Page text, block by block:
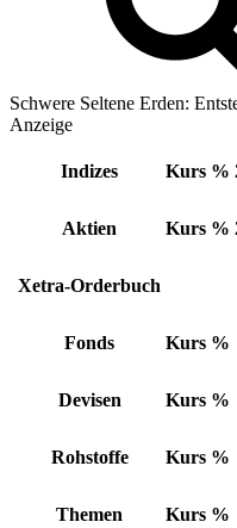
Schwere Seltene Erden:
Anzeige
Indizes Kurs %
Aktien Kurs %
Xetra-Orderbuch
Fonds Kurs %
Devisen Kurs %
Rohstoffe Kurs %
Themen Kurs %